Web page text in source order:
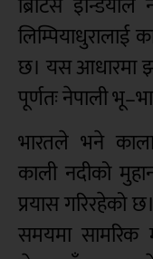
लिम्पियाधुरालाई
छ। यस आधारमा
पूर्णतः नेपाली
भारतले भने
काली नदीको
प्रयास गरिरहेको
समयमा सामरिक